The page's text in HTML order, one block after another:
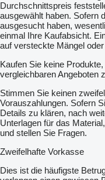
Durchschnittspreis
ausgewählt haben. Sofern
ausgesucht haben,
einmal Ihre Kaufabsicht.
auf versteckte Mängel
Kaufen Sie keine
vergleichbaren Angeboten
Stimmen Sie keinen
Vorauszahlungen. Sofern
Details zu klären, nach
Unterlagen für das
und stellen Sie Fragen.
Zweifelhafte Vorkasse
Dies ist die häufigste